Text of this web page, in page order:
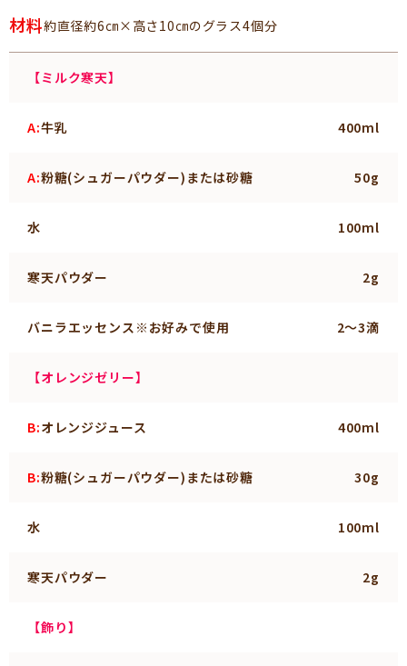
材料約直径約6㎝×高さ10㎝のグラス4個分
【ミルク寒天】
A:牛乳 400ml
A:粉糖(シュガーパウダー)または砂糖 50g
水 100ml
寒天パウダー 2g
バニラエッセンス※お好みで使用 2～3滴
【オレンジゼリー】
B:オレンジジュース 400ml
B:粉糖(シュガーパウダー)または砂糖 30g
水 100ml
寒天パウダー 2g
【飾り】